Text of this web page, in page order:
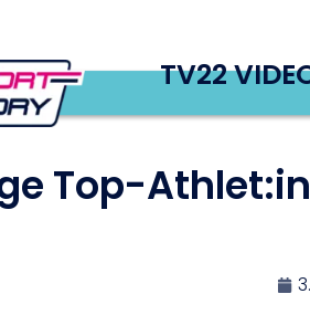
TV22
Top-